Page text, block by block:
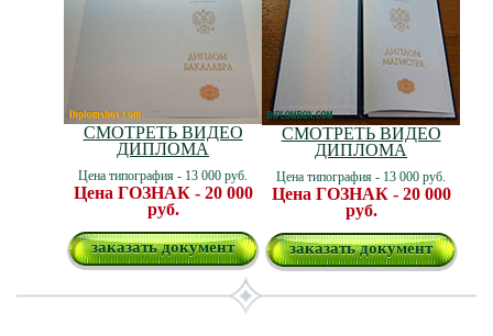
СМОТРЕТЬ ВИДЕО
ДИПЛОМА
Цена типография - 13 000 руб.
Цена ГОЗНАК - 20 000
руб.
заказать документ
СМОТРЕТЬ ВИДЕО
ДИПЛОМА
Цена типография - 13 000 руб.
Цена ГОЗНАК - 20 000
руб.
заказать документ